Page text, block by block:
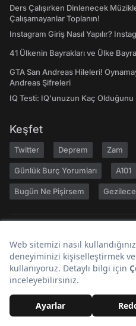
Ders Çalışırken Dinlenecek
Çalışamayanlar Toplanın!
Instagram Giriş Nasıl Yapılır?
41 Ülkenin Bayrakları ve Ülke
GTA San Andreas Hileleri!
Andreas Şifreleri
IQ Testi: IQ'unuzun Kaç Olduğunu
Keşfet
Twitter Deprem Zam
Günlük Burç Yorumları A101
Bugün Ne Pişirsem
Geri Bildirim
Gizlilik Politikası
Topluluk Kuralları
Reklam